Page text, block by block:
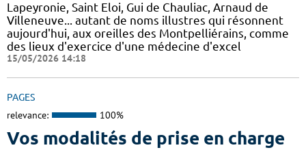
Lapeyronie, Saint Eloi, Gui de Chauliac, Arnaud de
Villeneuve... autant de noms illustres qui résonnent
aujourd'hui, aux oreilles des Montpelliérains, comme
des lieux d'exercice d'une médecine d'excel
15/05/2026 14:18
PAGES
relevance: 100%
Vos modalités de prise en charge